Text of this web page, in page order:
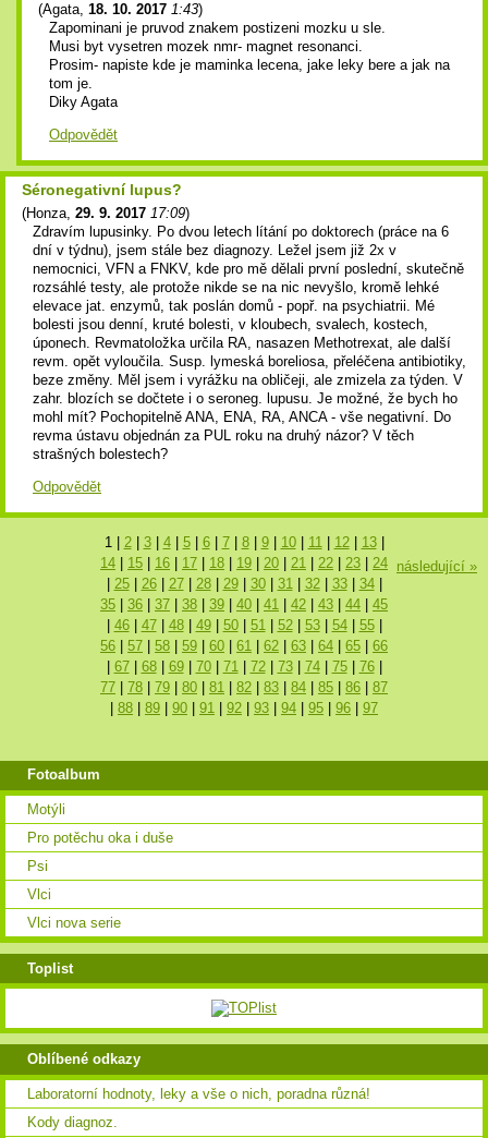
(Agata, 18. 10. 2017 1:43)
Zapominani je pruvod znakem postizeni mozku u sle.
Musi byt vysetren mozek nmr- magnet resonanci.
Prosim- napiste kde je maminka lecena, jake leky bere a jak na
tom je.
Diky Agata
Odpovědět
Séronegativní lupus?
(Honza, 29. 9. 2017 17:09)
Zdravím lupusinky. Po dvou letech lítání po doktorech (práce na 6
dní v týdnu), jsem stále bez diagnozy. Ležel jsem již 2x v
nemocnici, VFN a FNKV, kde pro mě dělali první poslední, skutečně
rozsáhlé testy, ale protože nikde se na nic nevyšlo, kromě lehké
elevace jat. enzymů, tak poslán domů - popř. na psychiatrii. Mé
bolesti jsou denní, kruté bolesti, v kloubech, svalech, kostech,
úponech. Revmatoložka určila RA, nasazen Methotrexat, ale další
revm. opět vyloučila. Susp. lymeská boreliosa, přeléčena antibiotiky,
beze změny. Měl jsem i vyrážku na obličeji, ale zmizela za týden. V
zahr. blozích se dočtete i o seroneg. lupusu. Je možné, že bych ho
mohl mít? Pochopitelně ANA, ENA, RA, ANCA - vše negativní. Do
revma ústavu objednán za PUL roku na druhý názor? V těch
strašných bolestech?
Odpovědět
1 | 2 | 3 | 4 | 5 | 6 | 7 | 8 | 9 | 10 | 11 | 12 | 13 |
14 | 15 | 16 | 17 | 18 | 19 | 20 | 21 | 22 | 23 | 24
| 25 | 26 | 27 | 28 | 29 | 30 | 31 | 32 | 33 | 34 |
35 | 36 | 37 | 38 | 39 | 40 | 41 | 42 | 43 | 44 | 45
| 46 | 47 | 48 | 49 | 50 | 51 | 52 | 53 | 54 | 55 |
56 | 57 | 58 | 59 | 60 | 61 | 62 | 63 | 64 | 65 | 66
| 67 | 68 | 69 | 70 | 71 | 72 | 73 | 74 | 75 | 76 |
77 | 78 | 79 | 80 | 81 | 82 | 83 | 84 | 85 | 86 | 87
| 88 | 89 | 90 | 91 | 92 | 93 | 94 | 95 | 96 | 97
následující »
Fotoalbum
Motýli
Pro potěchu oka i duše
Psi
Vlci
Vlci nova serie
Toplist
Oblíbené odkazy
Laboratorní hodnoty, leky a vše o nich, poradna různá!
Kody diagnoz.